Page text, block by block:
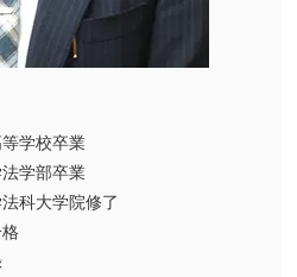
学校卒業
部卒業
大学院修了